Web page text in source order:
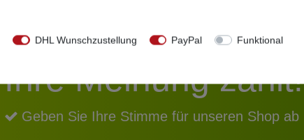
Ihre Meinung zählt!
Geben Sie Ihre Stimme für unseren Shop ab
DHL Wunschzustellung PayPal
Funktional